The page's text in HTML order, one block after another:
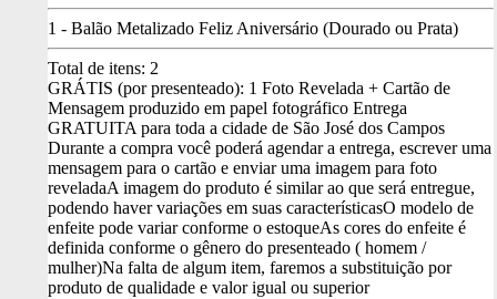
1 - Balão Metalizado Feliz Aniversário (Dourado ou Prata)
Total de itens: 2
GRÁTIS (por presenteado): 1 Foto Revelada + Cartão de
Mensagem produzido em papel fotográfico Entrega
GRATUITA para toda a cidade de São José dos Campos
Durante a compra você poderá agendar a entrega, escrever uma
mensagem para o cartão e enviar uma imagem para foto
reveladaA imagem do produto é similar ao que será entregue,
podendo haver variações em suas característicasO modelo de
enfeite pode variar conforme o estoqueAs cores do enfeite é
definida conforme o gênero do presenteado ( homem /
mulher)Na falta de algum item, faremos a substituição por
produto de qualidade e valor igual ou superior